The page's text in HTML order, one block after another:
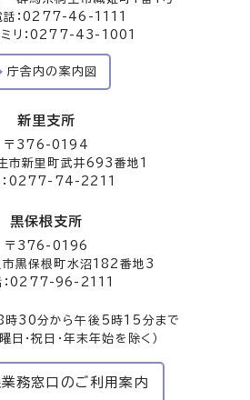
話：0277-46-1111
ミリ：0277-43-1001
庁舎内の案内図
新里支所
〒376-0194
市新里町武井693番地1
：0277-74-2211
黒保根支所
〒376-0196
市黒保根町水沼182番地3
：0277-96-2111
8時30分から午後5時15分まで
日・祝日・年末年始を除く）
務窓口のご利用案内